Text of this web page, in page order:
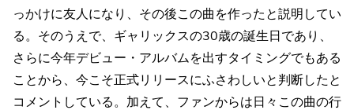
っかけに友人になり、その後この曲を作ったと説明してい
る。そのうえで、ギャリックスの30歳の誕生日であり、
さらに今年デビュー・アルバムを出すタイミングでもある
ことから、今こそ正式リリースにふさわしいと判断したと
コメントしている。加えて、ファンからは日々この曲の行